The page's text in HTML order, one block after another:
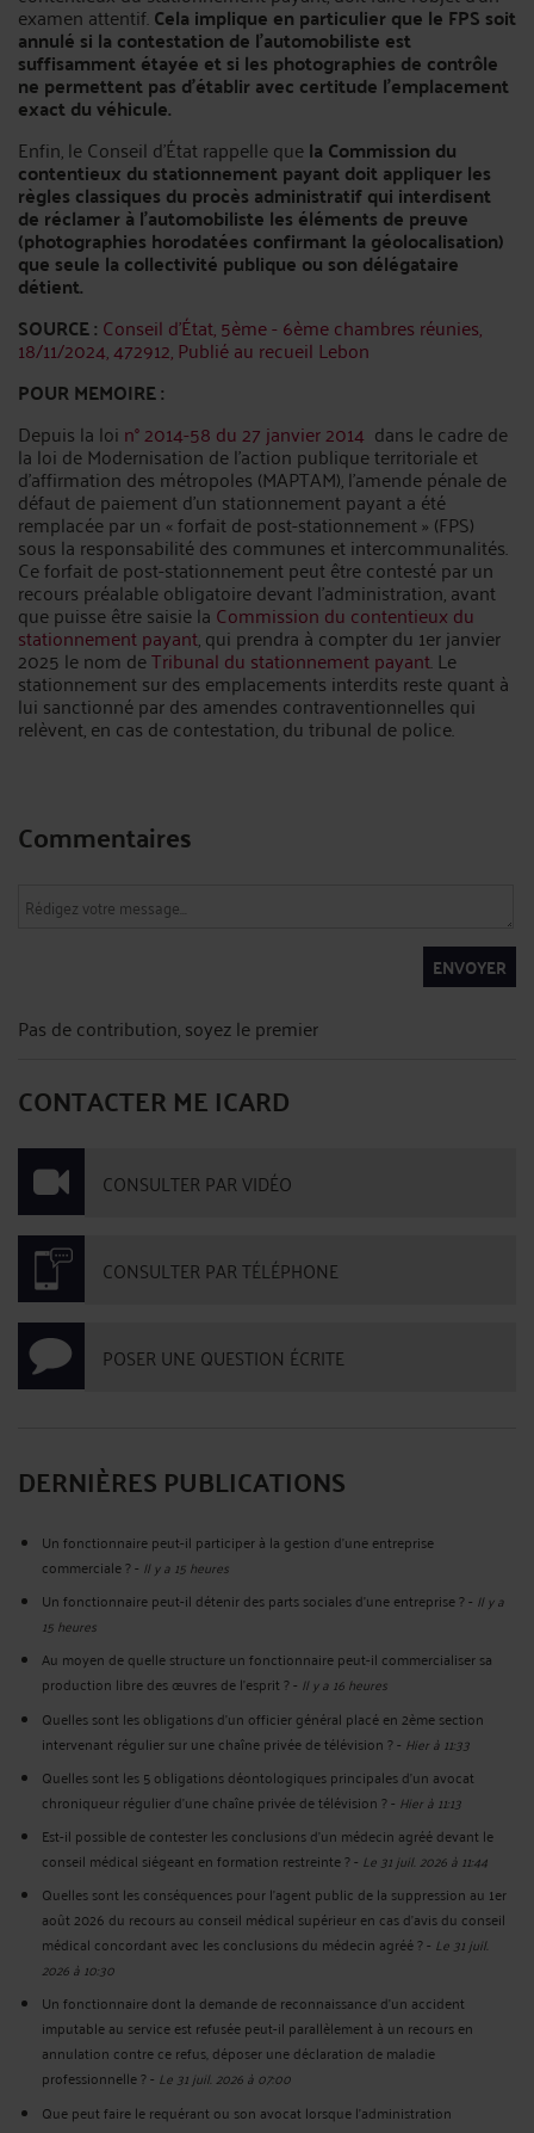
examen attentif.Cela implique en particulier que le FPS soit
annulé si la contestation de l’automobiliste est
suffisamment étayée et si les photographies de contrôle
ne permettent pas d’établir avec certitude l’emplacement
exact du véhicule.
Enfin, le Conseil d’État rappelle quela Commission du
contentieux du stationnement payant doit appliquer les
règles classiques du procès administratif qui interdisent
de réclamer à l’automobiliste les éléments de preuve
(photographies horodatées confirmant la géolocalisation)
que seule la collectivité publique ou son délégataire
détient.
SOURCE : Conseil d'État, 5ème - 6ème chambres réunies,
18/11/2024, 472912, Publié au recueil Lebon
POUR MEMOIRE :
Depuis la loi n° 2014-58 du 27 janvier 2014 dans le cadre de
la loi de Modernisation de l'action publique territoriale et
d'affirmation des métropoles (MAPTAM), l’amende pénale de
défaut de paiement d’un stationnement payant a été
remplacée par un « forfait de post-stationnement » (FPS)
sous la responsabilité des communes et intercommunalités.
Ce forfait de post-stationnement peut être contesté par un
recours préalable obligatoire devant l’administration, avant
que puisse être saisie la Commission du contentieux du
stationnement payant, qui prendra à compter du 1er janvier
2025 le nom deTribunal du stationnement payant. Le
stationnement sur des emplacements interdits reste quant à
lui sanctionné par des amendes contraventionnelles qui
relèvent, en cas de contestation, du tribunal de police.
Commentaires
ENVOYER
Pas de contribution, soyez le premier
CONTACTER ME ICARD
CONSULTER PAR VIDÉO
CONSULTER PAR TÉLÉPHONE
POSER UNE QUESTION ÉCRITE
DERNIÈRES PUBLICATIONS
Un fonctionnaire peut-il participer à la gestion d’une entreprise
commerciale ?- Il y a 15 heures
Un fonctionnaire peut-il détenir des parts sociales d’une entreprise ?- Il y a
15 heures
Au moyen de quelle structure un fonctionnaire peut-il commercialiser sa
production libre des œuvres de l’esprit ?- Il y a 16 heures
Quelles sont les obligations d’un officier général placé en 2ème section
intervenant régulier sur une chaîne privée de télévision ?- Hier à 11:33
Quelles sont les 5 obligations déontologiques principales d’un avocat
chroniqueur régulier d’une chaîne privée de télévision ?- Hier à 11:13
Est-il possible de contester les conclusions d’un médecin agréé devant le
conseil médical siégeant en formation restreinte ?- Le 31 juil. 2026 à 11:44
Quelles sont les conséquences pour l’agent public de la suppression au 1er
août 2026 du recours au conseil médical supérieur en cas d'avis du conseil
médical concordant avec les conclusions du médecin agréé ?- Le 31 juil.
2026 à 10:30
Un fonctionnaire dont la demande de reconnaissance d’un accident
imputable au service est refusée peut-il parallèlement à un recours en
annulation contre ce refus, déposer une déclaration de maladie
professionnelle ?- Le 31 juil. 2026 à 07:00
Que peut faire le requérant ou son avocat lorsque l'administration